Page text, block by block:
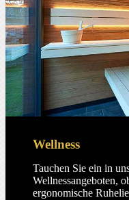
Wellness
Tauchen Sie ein in
Wellnessangeboten,
ergonomische